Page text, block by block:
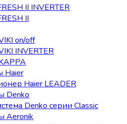
II INVERTER
II
on/off
INVERTER
Haier
Haier LEADER
Denko
Denko серии Classic
Aeronik